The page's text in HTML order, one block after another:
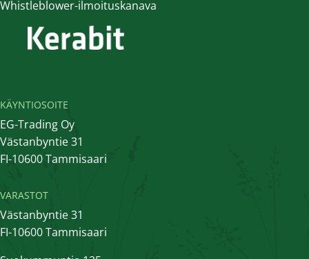
Whistleblower-ilmoituskanava
KÄYNTIOSOITE
EG-Trading Oy
Västanbyntie 31
FI-10600 Tammisaari
VARASTOT
Västanbyntie 31
FI-10600 Tammisaari